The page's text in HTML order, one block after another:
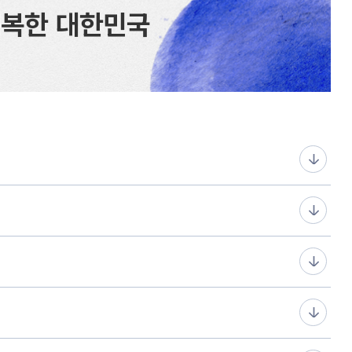
한 대한민국